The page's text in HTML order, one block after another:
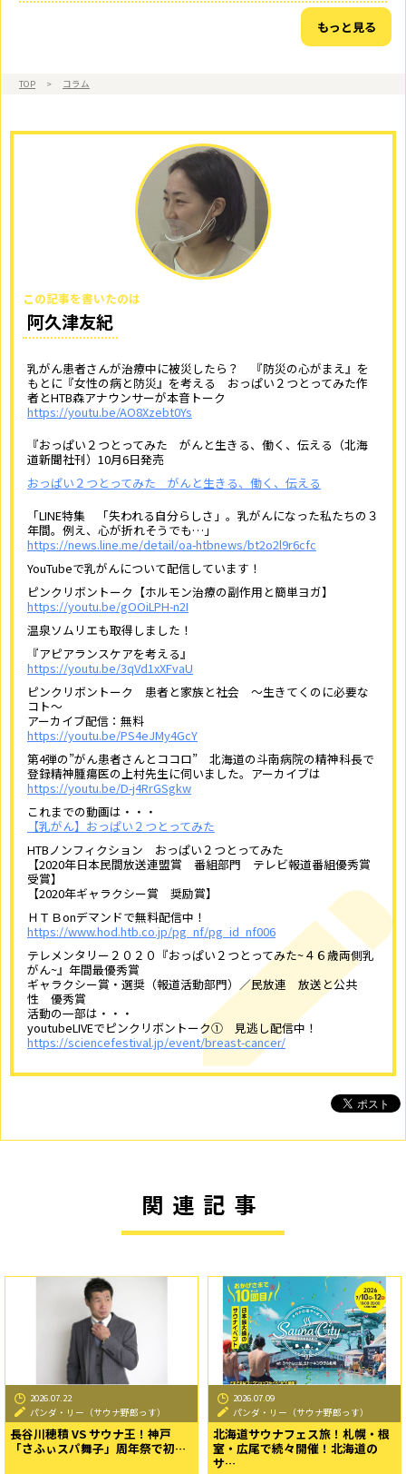
もっと見る
TOP > コラム
この記事を書いたのは
阿久津友紀
乳がん患者さんが治療中に被災したら？ 『防災の心がまえ』を
もとに『女性の病と防災』を考える おっぱい２つとってみた作
者とHTB森アナウンサーが本音トーク
https://youtu.be/AO8Xzebt0Ys
『おっぱい２つとってみた がんと生きる、働く、伝える（北海
道新聞社刊）10月6日発売
おっぱい２つとってみた がんと生きる、働く、伝える
「LINE特集 「失われる自分らしさ」。乳がんになった私たちの３
年間。例え、心が折れそうでも…」
https://news.line.me/detail/oa-htbnews/bt2o2l9r6cfc
YouTubeで乳がんについて配信しています！
ピンクリボントーク【ホルモン治療の副作用と簡単ヨガ】
https://youtu.be/gOOiLPH-n2I
温泉ソムリエも取得しました！
『アピアランスケアを考える』
https://youtu.be/3qVd1xXFvaU
ピンクリボントーク 患者と家族と社会 ～生きてくのに必要な
コト～
アーカイブ配信：無料
https://youtu.be/PS4eJMy4GcY
第4弾の”がん患者さんとココロ” 北海道の斗南病院の精神科長で
登録精神腫瘍医の上村先生に伺いました。アーカイブは
https://youtu.be/D-j4RrGSgkw
これまでの動画は・・・
【乳がん】おっぱい２つとってみた
HTBノンフィクション おっぱい２つとってみた
【2020年日本民間放送連盟賞 番組部門 テレビ報道番組優秀賞
受賞】
【2020年ギャラクシー賞 奨励賞】
ＨＴＢonデマンドで無料配信中！
https://www.hod.htb.co.jp/pg_nf/pg_id_nf006
テレメンタリー２０２０『おっぱい２つとってみた~４６歳両側乳
がん~』年間最優秀賞
ギャラクシー賞・選奨（報道活動部門）／民放連 放送と公共
性 優秀賞
活動の一部は・・・
youtubeLIVEでピンクリボントーク① 見逃し配信中！
https://sciencefestival.jp/event/breast-cancer/
関連記事
2026.07.22
パンダ・リー（サウナ野郎っす）
長谷川穂積 VS サウナ王！神戸
「さふぃスパ舞子」周年祭で初…
2026.07.09
パンダ・リー（サウナ野郎っす）
北海道サウナフェス旅！札幌・根
室・広尾で続々開催！北海道の
サ…